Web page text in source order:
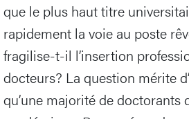
que le plus haut titre
rapidement la voie au poste
fragilise-t-il l’insertion
docteurs? La question mérite
qu’une majorité de doctorants